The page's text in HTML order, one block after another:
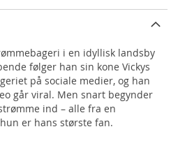
i en idyllisk landsby
følger han sin kone Vickys
på sociale medier, og han
går viral. Men snart begynder
ind – alle fra en
er hans største fan.